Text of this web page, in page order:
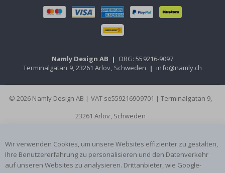
Namly Design AB | ORG: 559216-9097
Terminalgatan 9, 23261 Arlöv, Schweden | info@namly.ch
© 2026 Namly Design AB | VAT se559216909701 | Terminalgatan 9,
23261 Arlöv, Schweden
Wir verwenden Cookies, um unsere Websites effizienter zu gestalten,
Ihre Benutzererfahrung zu personalisieren und den Datenverkehr
auf unseren Websites zu analysieren. Drittanbieter, wie Google-